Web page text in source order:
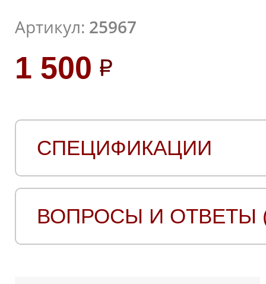
Артикул: 25967
1 500
СПЕЦИФИКАЦИИ
ВОПРОСЫ И ОТВЕТЫ